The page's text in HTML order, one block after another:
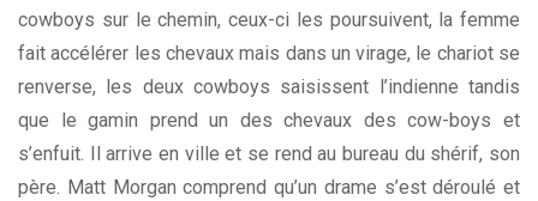
cowboys sur le chemin, ceux-ci les poursuivent, la femme
fait accélérer les chevaux mais dans un virage, le chariot se
renverse, les deux cowboys saisissent l’indienne tandis
que le gamin prend un des chevaux des cow-boys et
s’enfuit. Il arrive en ville et se rend au bureau du shérif, son
père. Matt Morgan comprend qu’un drame s’est déroulé et